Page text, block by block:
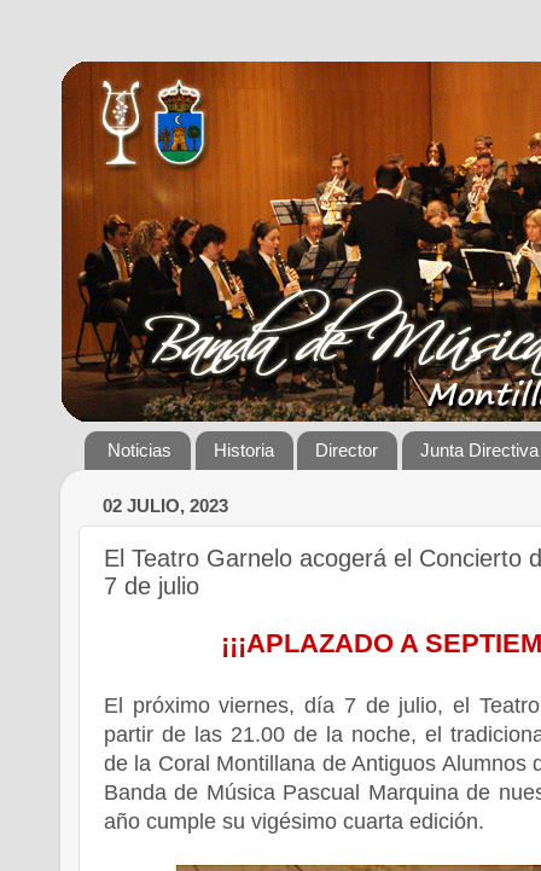
Noticias Historia Director Junta Directiva
02 JULIO, 2023
El Teatro Garnelo acogerá el Concierto
7 de julio
¡¡¡APLAZADO A
El próximo viernes, día 7 de julio, el
partir de las 21.00 de la noche, el
de la Coral Montillana de Antiguos Alumnos
Banda de Música Pascual Marquina de
año cumple su vigésimo cuarta edición.